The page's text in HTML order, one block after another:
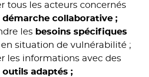
tous les acteurs concernés
démarche collaborative ;
les besoins spécifiques
en situation de vulnérabilité ;
les informations avec des
outils adaptés ;